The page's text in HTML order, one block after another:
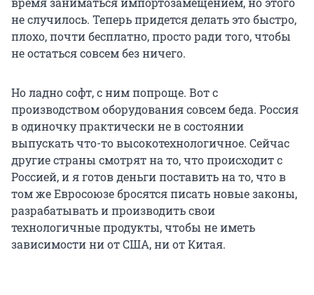
не случилось. Теперь придется делать это быстро,
плохо, почти бесплатно, просто ради того, чтобы
не остаться совсем без ничего.
Но ладно софт, с ним попроще. Вот с
производством оборудования совсем беда. Россия
в одиночку практически не в состоянии
выпускать что-то высокотехнологичное. Сейчас
другие страны смотрят на то, что происходит с
Россией, и я готов деньги поставить на то, что в
том же Евросоюзе бросятся писать новые законы,
разрабатывать и производить свои
технологичные продукты, чтобы не иметь
зависимости ни от США, ни от Китая.